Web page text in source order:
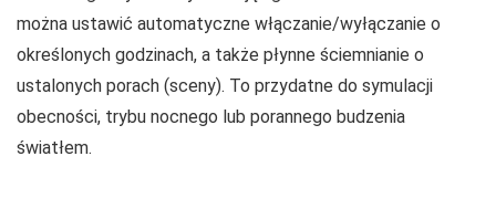
można ustawić automatyczne włączanie/wyłączanie o
określonych godzinach, a także płynne ściemnianie o
ustalonych porach (sceny). To przydatne do symulacji
obecności, trybu nocnego lub porannego budzenia
światłem.